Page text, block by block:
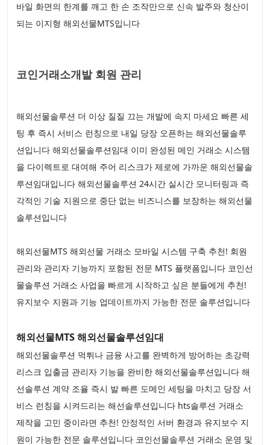
바일 화면의 한계를 깨고 한 손 조작만으로 신속 발주와 청산이
되는 이지형 해외선물MTS입니다
코인거래소개발 회원 관리
해외선물솔루션 더 이상 질질 끄는 개발에 속지 마세요 빠른 세
팅 후 즉시 서비스 런칭으로 내일 당장 오픈하는 해외선물솔루
션입니다 해외선물솔루션임대 이미 완성된 메인 거래소 시스템
을 다이렉트로 대여해 주어 리스크가 제로에 가까운 해외선물솔
루션임대입니다 해외선물솔루션 24시간 실시간 모니터링과 즉
각적인 기술 지원으로 중단 없는 비즈니스를 보장하는 해외선물
솔루션입니다
해외선물MTS 해외선물 거래소 모바일 시스템 구축 추천! 회원
관리와 관리자 기능까지 포함된 전문 MTS 플랫폼입니다 코인선
물솔루션 거래소 사업을 빠르게 시작하고 싶은 분들에게 추천!
유지보수 지원과 기능 업데이트까지 가능한 전문 솔루션입니다
해외선물MTS 해외선물솔루션임대
해외선물솔루션 먹튀나 금융 사고를 완벽하게 방어하는 초강력
리스크 입출금 관리자 기능을 완비한 해외선물솔루션입니다 해
선솔루션 계약 조율 즉시 발 빠른 도메인 세팅을 마치고 당장 서
비스 런칭을 시켜드리는 해선솔루션입니다 hts솔루션 거래소
제작을 고민 중이라면 추천! 안정적인 서버 환경과 유지보수 지
원이 가능한 전문 솔루션입니다 코인선물솔루션 거래소 운영 및